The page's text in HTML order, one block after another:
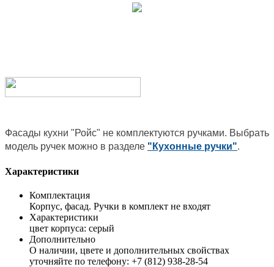
Фасады кухни "Ройс" не комплектуются ручками. Выбрать
модель ручек можно в разделе "Кухонные ручки".
Характеристики
Комплектация
Корпус, фасад. Ручки в комплект не входят
Характеристики
цвет корпуса: серый
Дополнительно
О наличии, цвете и дополнительных свойствах
уточняйте по телефону: +7 (812) 938-28-54